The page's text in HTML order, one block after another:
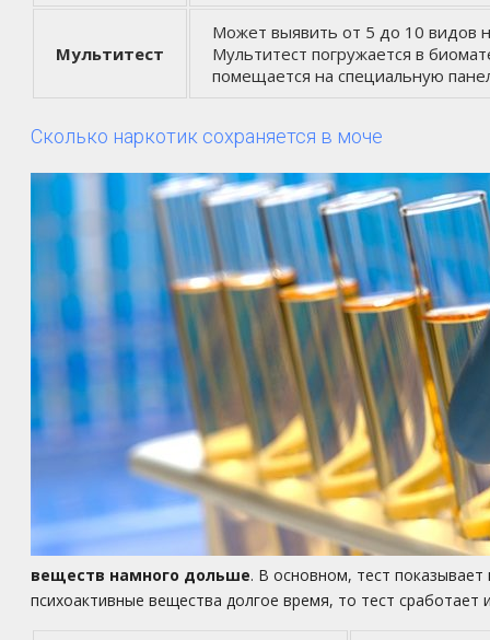
Мультитест
Может выявить от 5 до 10 видов
Мультитест погружается в
помещается на специальную
Сколько наркотик сохраняется в моче
веществ намного дольше. В основном, тест
психоактивные вещества долгое время, то тест